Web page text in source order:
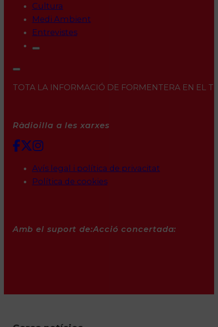
Cultura
Medi Ambient
Entrevistes
TOTA LA INFORMACIÓ DE FORMENTERA EN EL
Ràdioilla a les xarxes
Avís legal i política de privacitat
Política de cookies
Amb el suport de:Acció concertada: